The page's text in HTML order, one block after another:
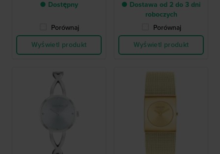
● Dostępny
Porównaj
Wyświetl produkt
● Dostawa od 2 do 3 dni
roboczych
Porównaj
Wyświetl produkt